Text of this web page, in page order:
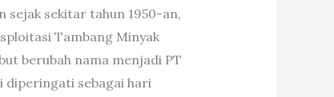
sejak sekitar tahun 1950-an,
Tambang Minyak
berubah nama menjadi PT
diperingati sebagai hari